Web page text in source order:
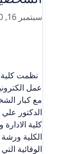
سبتمبر 16, 2020
نظمت كلية
عمل
مع كبار
الدكتور
كلية
الكلية ورشة
الوقائية